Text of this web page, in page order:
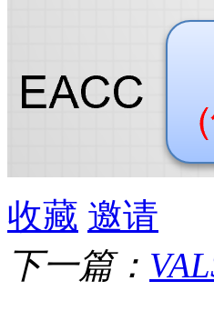
收藏 邀请
下一篇：